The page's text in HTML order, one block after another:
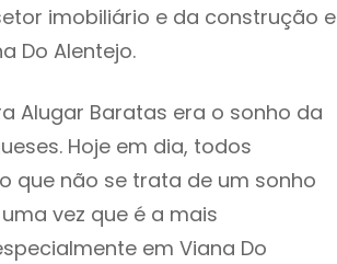
imobiliário e da construção e
Do Alentejo.
Alugar Baratas era o sonho da
Hoje em dia, todos
que não se trata de um sonho
vez que é a mais
em Viana Do